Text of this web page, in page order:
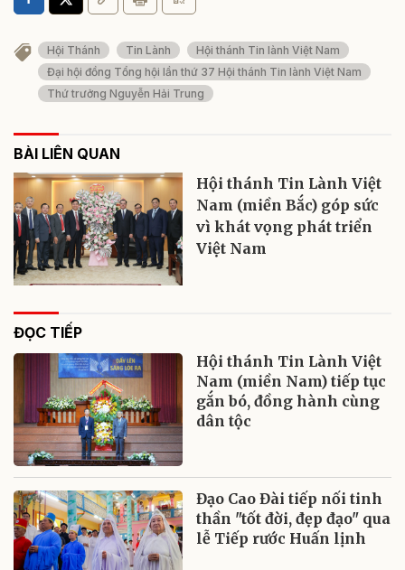
Hội Thánh Tin Lành
Hội thánh Tin lành Việt Nam
Đại hội đồng Tổng hội lần thứ 37 Hội thánh Tin lành Việt Nam
Thứ trưởng Nguyễn Hải Trung
BÀI LIÊN QUAN
Hội thánh Tin Lành Việt
Nam (miền Bắc) góp sức
vì khát vọng phát triển
Việt Nam
ĐỌC TIẾP
Hội thánh Tin Lành Việt
Nam (miền Nam) tiếp tục
gắn bó, đồng hành cùng
dân tộc
Đạo Cao Đài tiếp nối tinh
thần "tốt đời, đẹp đạo" qua
lễ Tiếp rước Huấn lịnh